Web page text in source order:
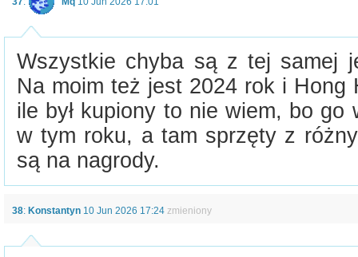
Wszystkie chyba są z tej samej
Na moim też jest 2024 rok i Hong
ile był kupiony to nie wiem, bo go
w tym roku, a tam sprzęty z
są na nagrody.
38: Konstantyn 10 Jun 2026 17:24 zmieniony